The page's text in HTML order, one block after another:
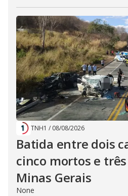
TNH1 / 08/08/2026
Batida entre dois
cinco mortos e
Minas Gerais
None